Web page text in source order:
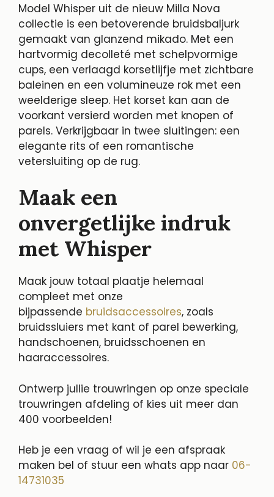
Model Whisper uit de nieuw Milla Nova
collectie is een betoverende bruidsbaljurk
gemaakt van glanzend mikado. Met een
hartvormig decolleté met schelpvormige
cups, een verlaagd korsetlijfje met zichtbare
baleinen en een volumineuze rok met een
weelderige sleep. Het korset kan aan de
voorkant versierd worden met knopen of
parels. Verkrijgbaar in twee sluitingen: een
elegante rits of een romantische
vetersluiting op de rug.
Maak een
onvergetlijke indruk
met Whisper
Maak jouw totaal plaatje helemaal
compleet met onze
bijpassende bruidsaccessoires, zoals
bruidssluiers met kant of parel bewerking,
handschoenen, bruidsschoenen en
haaraccessoires.
Ontwerp jullie trouwringen op onze speciale
trouwringen afdeling of kies uit meer dan
400 voorbeelden!
Heb je een vraag of wil je een afspraak
maken bel of stuur een whats app naar 06-
14731035